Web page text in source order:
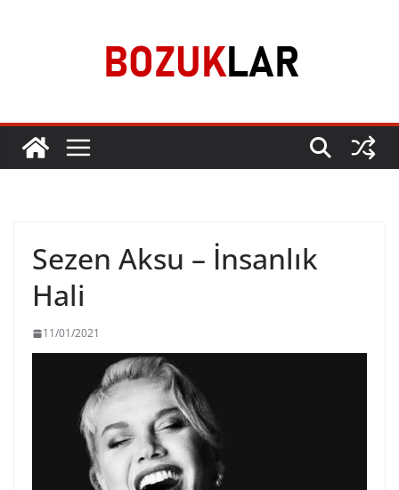
Sezen Aksu – İnsanlık
Hali
11/01/2021